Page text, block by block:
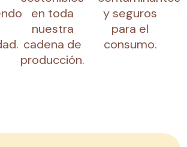
en toda
nuestra
cadena de
producción.
y seguros
para el
consumo.